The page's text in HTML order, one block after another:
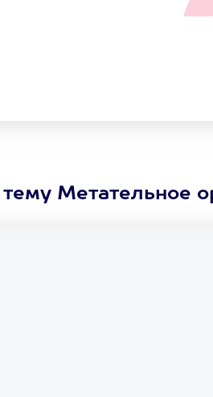
тему Метательное